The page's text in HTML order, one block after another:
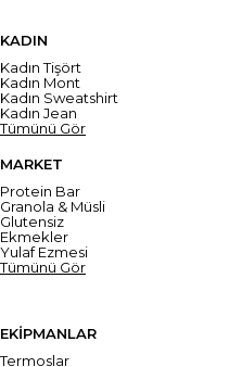
KADIN
Kadın Tişört
Kadın Mont
Kadın Sweatshirt
Kadın Jean
Tümünü Gör
MARKET
Protein Bar
Granola & Müsli
Glutensiz
Ekmekler
Yulaf Ezmesi
Tümünü Gör
EKİPMANLAR
Termoslar